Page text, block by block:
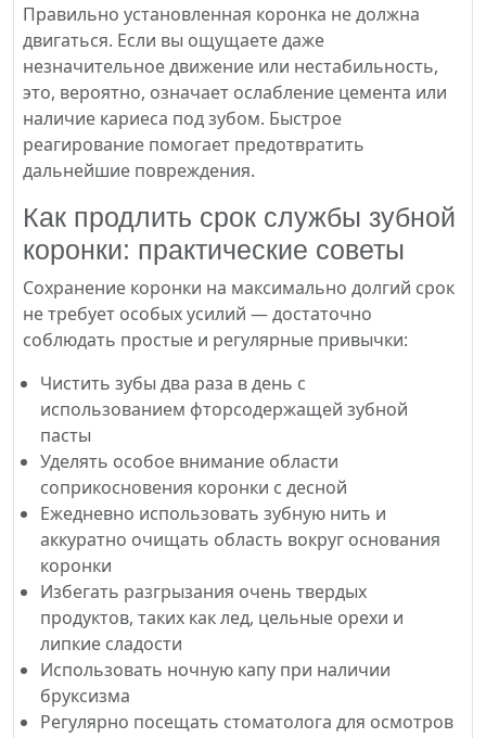
Правильно установленная коронка не должна
двигаться. Если вы ощущаете даже
незначительное движение или нестабильность,
это, вероятно, означает ослабление цемента или
наличие кариеса под зубом. Быстрое
реагирование помогает предотвратить
дальнейшие повреждения.
Как продлить срок службы зубной
коронки: практические советы
Сохранение коронки на максимально долгий срок
не требует особых усилий — достаточно
соблюдать простые и регулярные привычки:
Чистить зубы два раза в день с
использованием фторсодержащей зубной
пасты
Уделять особое внимание области
соприкосновения коронки с десной
Ежедневно использовать зубную нить и
аккуратно очищать область вокруг основания
коронки
Избегать разгрызания очень твердых
продуктов, таких как лед, цельные орехи и
липкие сладости
Использовать ночную капу при наличии
бруксизма
Регулярно посещать стоматолога для осмотров